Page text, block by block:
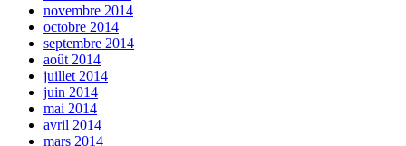
novembre 2014
octobre 2014
septembre 2014
août 2014
juillet 2014
juin 2014
mai 2014
avril 2014
mars 2014